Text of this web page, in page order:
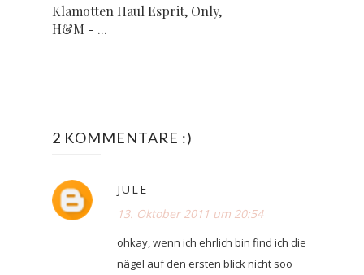
Klamotten Haul Esprit, Only,
H&M - ...
2 KOMMENTARE :)
JULE
13. Oktober 2011 um 20:54
ohkay, wenn ich ehrlich bin find ich die
nägel auf den ersten blick nicht soo